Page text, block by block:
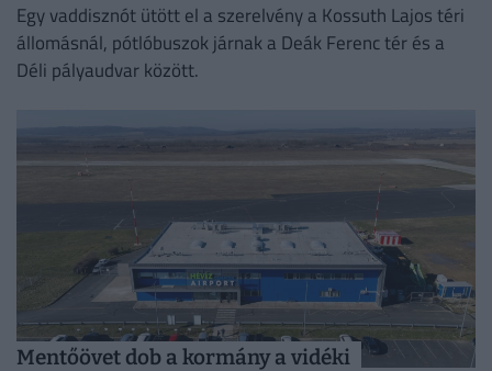
Egy vaddisznót ütött el a szerelvény a Kossuth Lajos téri
állomásnál, pótlóbuszok járnak a Deák Ferenc tér és a
Déli pályaudvar között.
Mentőövet dob a kormány a vidéki